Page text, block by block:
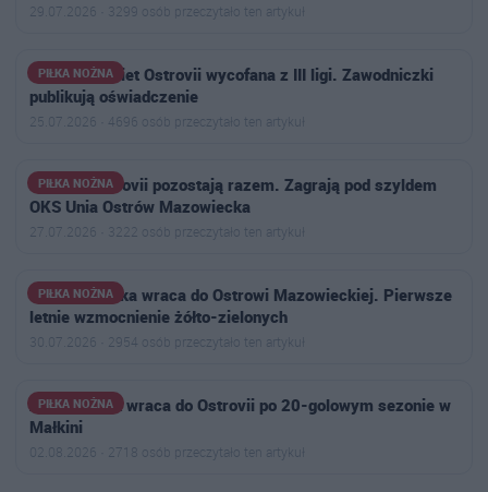
29.07.2026 · 3299 osób przeczytało ten artykuł
PIŁKA NOŻNA
Drużyna kobiet Ostrovii wycofana z III ligi. Zawodniczki
publikują oświadczenie
25.07.2026 · 4696 osób przeczytało ten artykuł
PIŁKA NOŻNA
Piłkarki Ostrovii pozostają razem. Zagrają pod szyldem
OKS Unia Ostrów Mazowiecka
27.07.2026 · 3222 osób przeczytało ten artykuł
PIŁKA NOŻNA
Jakub Choinka wraca do Ostrowi Mazowieckiej. Pierwsze
letnie wzmocnienie żółto-zielonych
30.07.2026 · 2954 osób przeczytało ten artykuł
PIŁKA NOŻNA
Antoni Polak wraca do Ostrovii po 20-golowym sezonie w
Małkini
02.08.2026 · 2718 osób przeczytało ten artykuł